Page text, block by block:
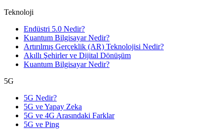
Teknoloji
Endüstri 5.0 Nedir?
Kuantum Bilgisayar Nedir?
Artırılmış Gerçeklik (AR) Teknolojisi Nedir?
Akıllı Şehirler ve Dijital Dönüşüm
Kuantum Bilgisayar Nedir?
5G
5G Nedir?
5G ve Yapay Zeka
5G ve 4G Arasındaki Farklar
5G ve Ping